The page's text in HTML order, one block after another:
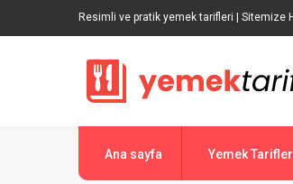
Resimli ve pratik yemek tarifleri | Sitemize
Ana sayfa Yemek